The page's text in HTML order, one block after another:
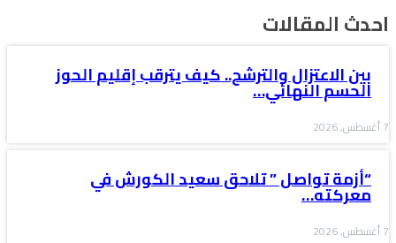
احدث المقالات
بين الاعتزال والترشح.. كيف يترقب إقليم الحوز
الحسم النهائي…
7 أغسطس, 2026
“أزمة تواصل ” تلاحق سعيد الكورش في
معركته…
7 أغسطس, 2026